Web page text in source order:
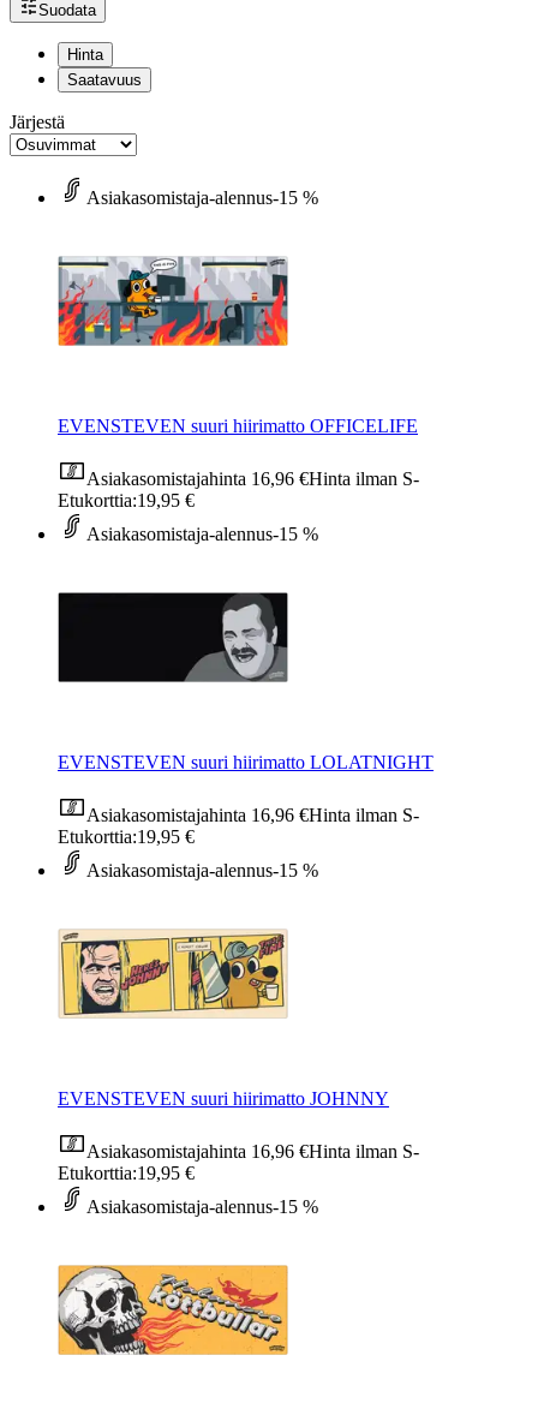
Suodata
Hinta
Saatavuus
Järjestä
Asiakasomistaja-alennus-15 %
EVENSTEVEN suuri hiirimatto OFFICELIFE
Asiakasomistajahinta 16,96 €Hinta ilman S-
Etukorttia:19,95 €
Asiakasomistaja-alennus-15 %
EVENSTEVEN suuri hiirimatto LOLATNIGHT
Asiakasomistajahinta 16,96 €Hinta ilman S-
Etukorttia:19,95 €
Asiakasomistaja-alennus-15 %
EVENSTEVEN suuri hiirimatto JOHNNY
Asiakasomistajahinta 16,96 €Hinta ilman S-
Etukorttia:19,95 €
Asiakasomistaja-alennus-15 %